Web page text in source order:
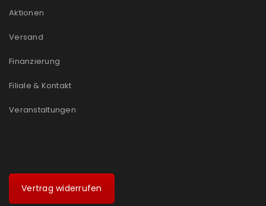
Aktionen
Versand
Finanzierung
Filiale & Kontakt
Veranstaltungen
Vertrag widerrufen